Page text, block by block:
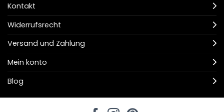
Kontakt
Widerrufsrecht
Versand und Zahlung
Mein konto
Blog